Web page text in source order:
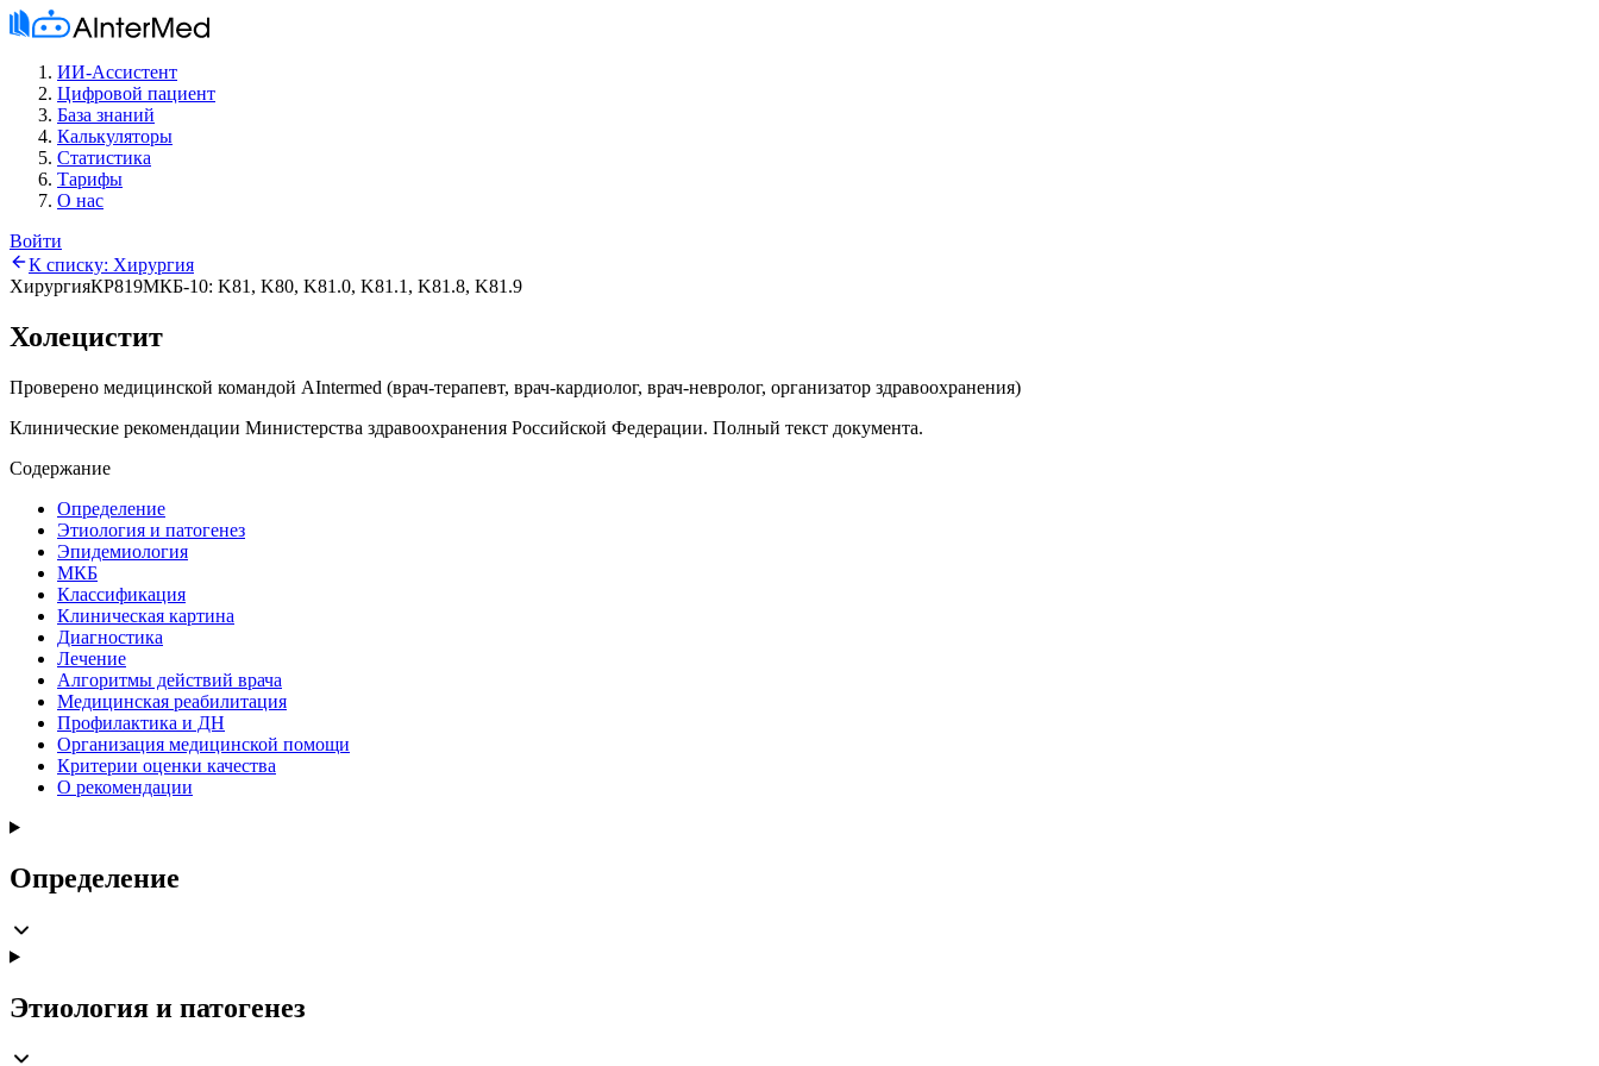
ИИ-Ассистент
Цифровой пациент
База знаний
Калькуляторы
Статистика
Тарифы
О нас
Войти
К списку: Хирургия
ХирургияКР819МКБ-10: K81, K80, K81.0, K81.1, K81.8, K81.9
Холецистит
Проверено медицинской командой AIntermed (врач-терапевт, врач-кардиолог, врач-невролог, организатор здравоохранения)
Клинические рекомендации Министерства здравоохранения Российской Федерации. Полный текст документа.
Содержание
Определение
Этиология и патогенез
Эпидемиология
МКБ
Классификация
Клиническая картина
Диагностика
Лечение
Алгоритмы действий врача
Медицинская реабилитация
Профилактика и ДН
Организация медицинской помощи
Критерии оценки качества
О рекомендации
Определение
Этиология и патогенез